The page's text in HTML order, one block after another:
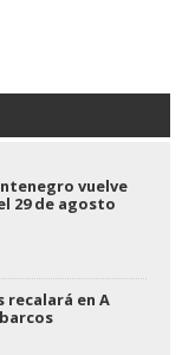
vuelve
29 de agosto
recalará en A